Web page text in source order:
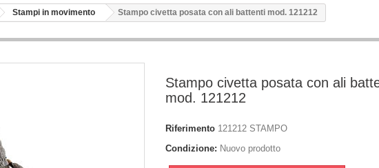
Stampi in movimento Stampo civetta posata con ali battenti mod. 121212
Stampo civetta posata con ali
mod. 121212
Riferimento 121212 STAMPO
Condizione: Nuovo prodotto